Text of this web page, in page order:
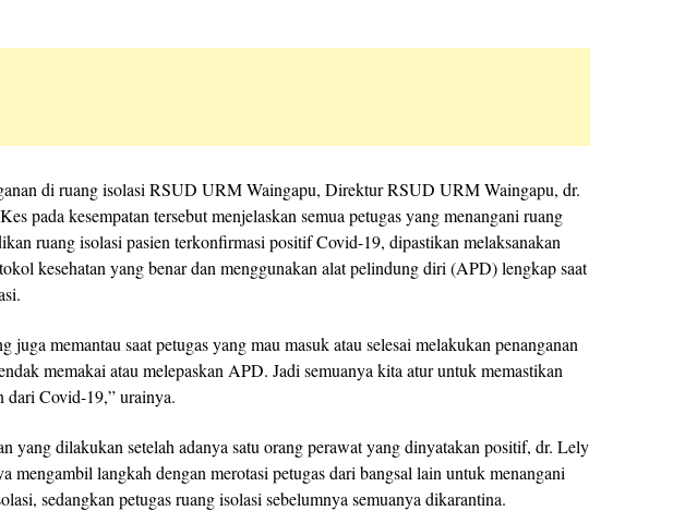
di ruang isolasi RSUD URM Waingapu, Direktur RSUD URM Waingapu, dr.
pada kesempatan tersebut menjelaskan semua petugas yang menangani ruang
ruang isolasi pasien terkonfirmasi positif Covid-19, dipastikan melaksanakan
kesehatan yang benar dan menggunakan alat pelindung diri (APD) lengkap saat
juga memantau saat petugas yang mau masuk atau selesai melakukan penanganan
memakai atau melepaskan APD. Jadi semuanya kita atur untuk memastikan
dari Covid-19,” urainya.
yang dilakukan setelah adanya satu orang perawat yang dinyatakan positif, dr. Lely
mengambil langkah dengan merotasi petugas dari bangsal lain untuk menangani
sedangkan petugas ruang isolasi sebelumnya semuanya dikarantina.